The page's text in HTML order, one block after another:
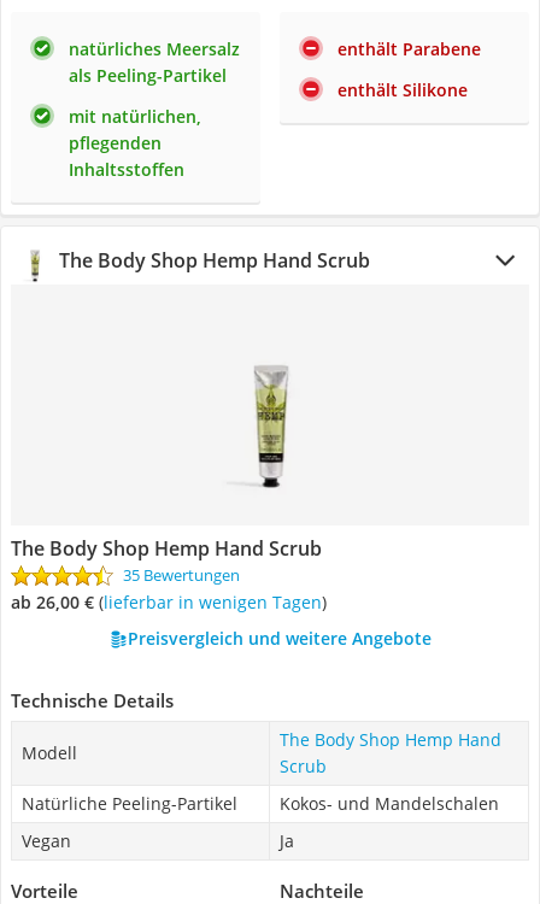
natürliches Meersalz
als Peeling-Partikel
mit natürlichen,
pflegenden
Inhaltsstoffen
enthält Parabene
enthält Silikone
The Body Shop Hemp Hand Scrub
The Body Shop Hemp Hand Scrub
35 Bewertungen
ab 26,00 € ( Lieferbar in wenigen Tagen)
Preisvergleich und weitere Angebote
Technische Details
Modell
The Body Shop Hemp Hand
Scrub
Natürliche Peeling-Partikel
Kokos- und Mandelschalen
Vegan
Ja
Vorteile Nachteile